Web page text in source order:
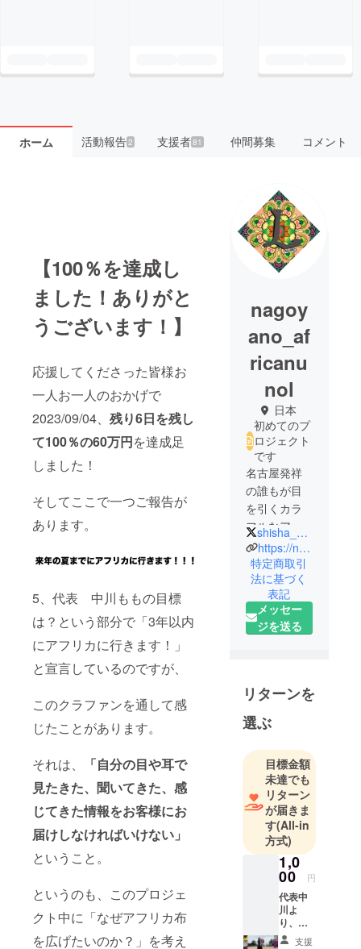
ホーム 活動報告2 支援者81 仲間募集 コメント
【100％を達成し
ました！ありがと
うございます！】
応援してくださった皆様お
一人お一人のおかげで
2023/09/04、 残り6日を残し
て100％の60万円を達成足
しました！
そしてここで一つご報告が
あります。
5、代表 中川ももの目標
は？という部分で「3年以内
にアフリカに行きます！」
と宣言しているのですが、
このクラファンを通して感
じたことがあります。
それは、
「自分の目や耳で
見たきた、聞いてきた、感
じてきた情報をお客様にお
届けしなければいけない」
ということ。
というのも、このプロジェ
クト中に「なぜアフリカ布
を広げたいのか？」を考え
nagoy
ano_af
ricanu
nol
日本
初めてのプ
ロジェクト
です
名古屋発祥
の誰もが目
を引くカラ
フルなアフ
リカ布を
使ったブラ
ンド。代表
は1歳児の
母、中川も
も（24
shisha_momo428
https://nagoyaafrica.shopselect.net/
特定商取引
法に基づく
表記
メッセー
ジを送る
リターンを
選ぶ
目標金額
未達でも
リターン
が届きま
す(All-in
方式)
1,0
00 円
代表中
川よ
り、お
礼の支援